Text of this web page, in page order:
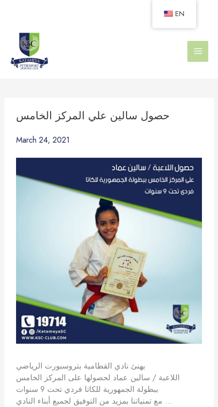
حصول سالين علي المركز الخامس
March 24, 2021
يهنئ نادي القطامية بتروسبورت الرياضي
اللاعبة / سالين عماد لحصولها على المركز الخامس
ببطولة الجمهورية للكاتا فردي تحت 9 سنوات
مع تمنياتنا بمزيد من التوفيق لجميع أبناء النادي …
EN